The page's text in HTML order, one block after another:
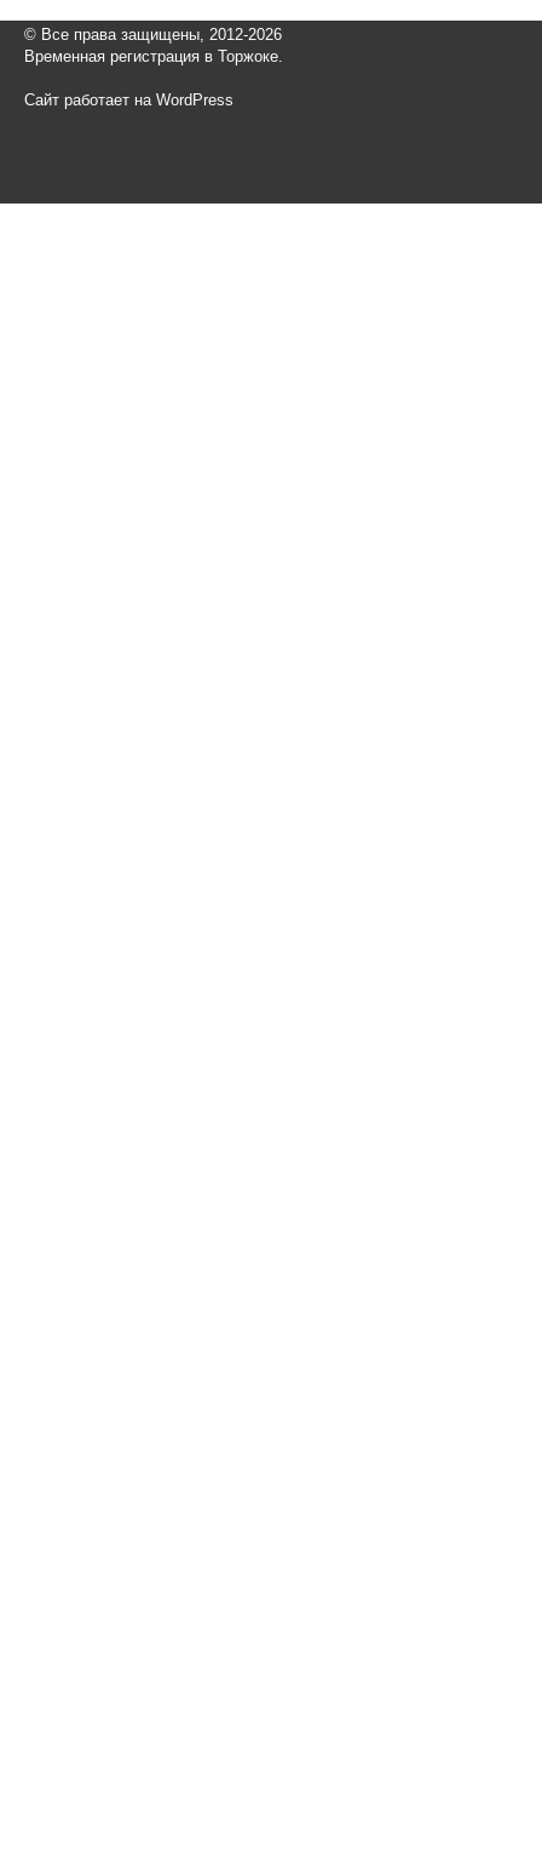
© Все права защищены, 2012-2026
Временная регистрация в Торжоке.
Сайт работает на WordPress